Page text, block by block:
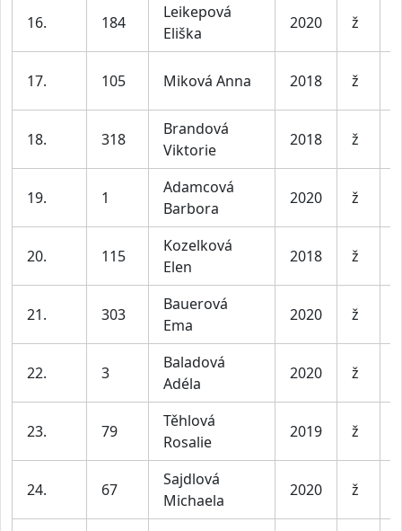
16. 184
Leikepová
Eliška
2020 ž
17. 105 Miková Anna 2018 ž
18. 318
Brandová
Viktorie
2018 ž
19. 1
Adamcová
Barbora
2020 ž
20. 115
Kozelková
Elen
2018 ž
21. 303
Bauerová
Ema
2020 ž
22. 3
Baladová
Adéla
2020 ž
23. 79
Těhlová
Rosalie
2019 ž
24. 67
Sajdlová
Michaela
2020 ž